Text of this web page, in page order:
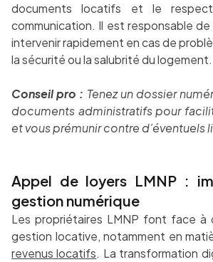
documents locatifs et le
communication. Il est responsable
intervenir rapidement en cas de
la sécurité ou la salubrité du logement.
Conseil pro : Tenez un dossier
documents administratifs pour
et vous prémunir contre d’éventuels
Appel de loyers LMNP :
gestion numérique
Les propriétaires LMNP font face à
gestion locative, notamment en
revenus locatifs. La transformation